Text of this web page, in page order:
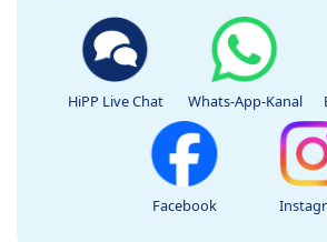
HiPP Live Chat Whats-App-Kanal
Facebook